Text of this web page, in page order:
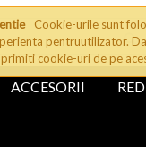
Cookie-urile sunt
pentruutilizator.
primiti cookie-uri de pe
ACCESORII